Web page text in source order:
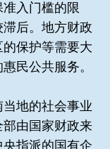
入门槛的限
后。地方财政
保护等需要大
民公共服务。
地的社会事业
由国家财政来
指派的国有企